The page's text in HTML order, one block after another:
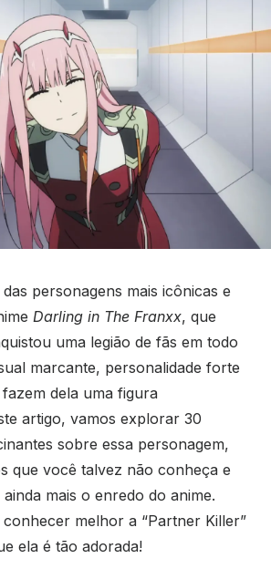
personagens mais icônicas e
Darling in The Franxx, que
uma legião de fãs em todo
marcante, personalidade forte
dela uma figura
artigo, vamos explorar 30
sobre essa personagem,
que você talvez não conheça e
mais o enredo do anime.
melhor a “Partner Killer”
ela é tão adorada!